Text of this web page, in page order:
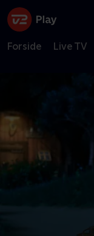
Forside Live TV